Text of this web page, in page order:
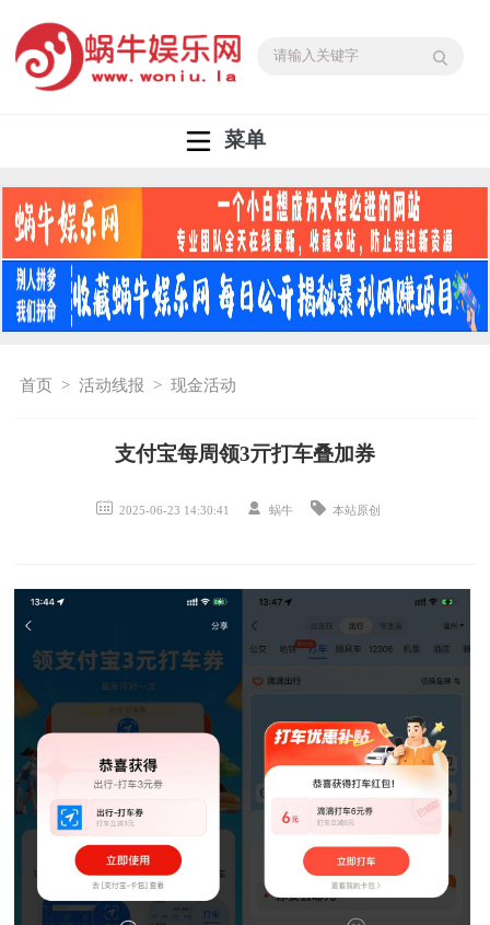
菜单
首页 >活动线报 >现金活动
支付宝每周领3亓打车叠加券
2025-06-23 14:30:41 蜗牛 本站原创